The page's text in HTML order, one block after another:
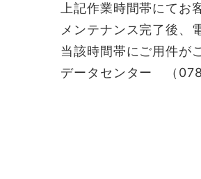
上記作業時間帯にてお
メンテナンス完了後、
当該時間帯にご用件が
データセンター （